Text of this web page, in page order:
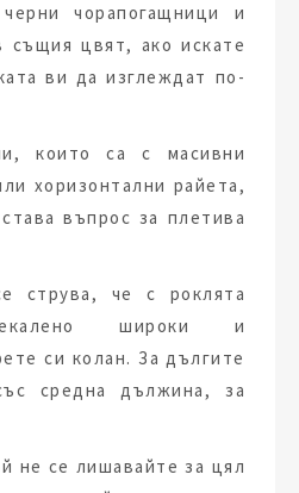
чорапогащници и
цвят, ако искате
ви да изглеждат по-
които са с масивни
хоризонтални райета,
въпрос за плетива
струва, че с роклята
широки и
си колан. За дългите
средна дължина, за
не се лишавайте за цял